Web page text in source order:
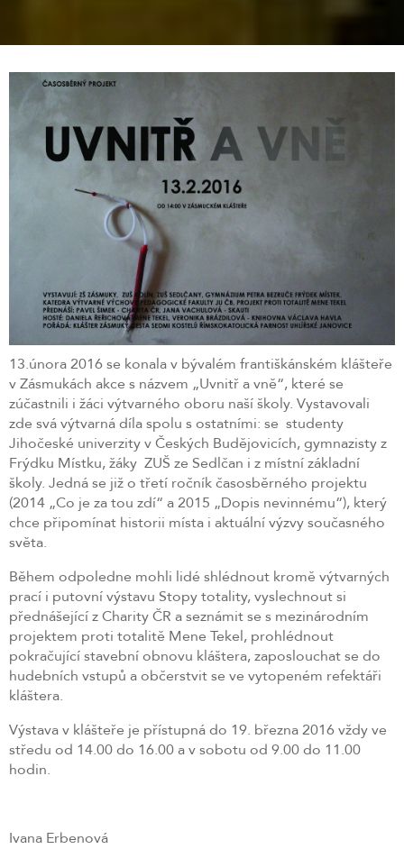
13.února 2016 se konala v bývalém františkánském klášteře
v Zásmukách akce s názvem „Uvnitř a vně“, které se
zúčastnili i žáci výtvarného oboru naší školy. Vystavovali
zde svá výtvarná díla spolu s ostatními: se studenty
Jihočeské univerzity v Českých Budějovicích, gymnazisty z
Frýdku Místku, žáky ZUŠ ze Sedlčan i z místní základní
školy. Jedná se již o třetí ročník časosběrného projektu
(2014 „Co je za tou zdí“ a 2015 „Dopis nevinnému“), který
chce připomínat historii místa i aktuální výzvy současného
světa.
Během odpoledne mohli lidé shlédnout kromě výtvarných
prací i putovní výstavu Stopy totality, vyslechnout si
přednášející z Charity ČR a seznámit se s mezinárodním
projektem proti totalitě Mene Tekel, prohlédnout
pokračující stavební obnovu kláštera, zaposlouchat se do
hudebních vstupů a občerstvit se ve vytopeném refektáři
kláštera.
Výstava v klášteře je přístupná do 19. března 2016 vždy ve
středu od 14.00 do 16.00 a v sobotu od 9.00 do 11.00
hodin.
Ivana Erbenová